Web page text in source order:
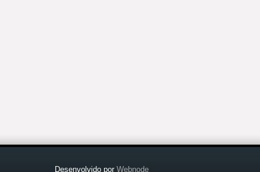
Desenvolvido por Webnode